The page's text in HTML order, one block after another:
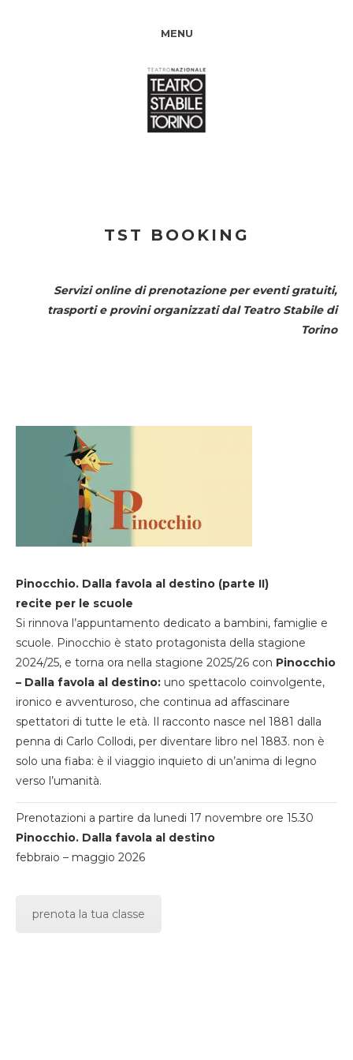
MENU
TST BOOKING
Servizi online di prenotazione per eventi gratuiti,
trasporti e provini organizzati dal Teatro Stabile di
Torino
Pinocchio. Dalla favola al destino (parte II)
recite per le scuole
Si rinnova l’appuntamento dedicato a bambini, famiglie e
scuole. Pinocchio è stato protagonista della stagione
2024/25, e torna ora nella stagione 2025/26 con Pinocchio
– Dalla favola al destino: uno spettacolo coinvolgente,
ironico e avventuroso, che continua ad affascinare
spettatori di tutte le età. Il racconto nasce nel 1881 dalla
penna di Carlo Collodi, per diventare libro nel 1883. non è
solo una fiaba: è il viaggio inquieto di un’anima di legno
verso l’umanità.
Prenotazioni a partire da lunedi 17 novembre ore 15.30
Pinocchio. Dalla favola al destino
febbraio – maggio 2026
prenota la tua classe